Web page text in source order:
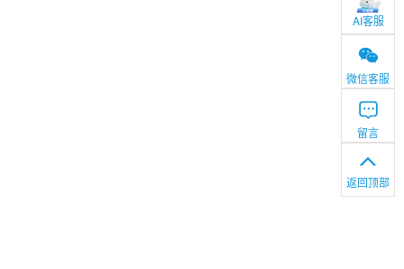
AI客服
微信客服
留言
返回顶部